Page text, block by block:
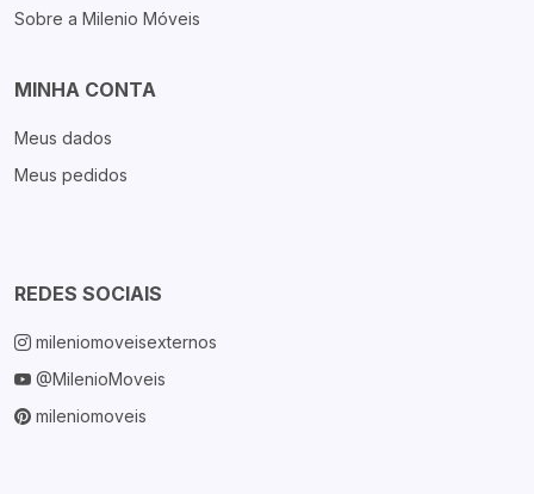
Sobre a Milenio Móveis
MINHA CONTA
Meus dados
Meus pedidos
REDES SOCIAIS
mileniomoveisexternos
@MilenioMoveis
mileniomoveis